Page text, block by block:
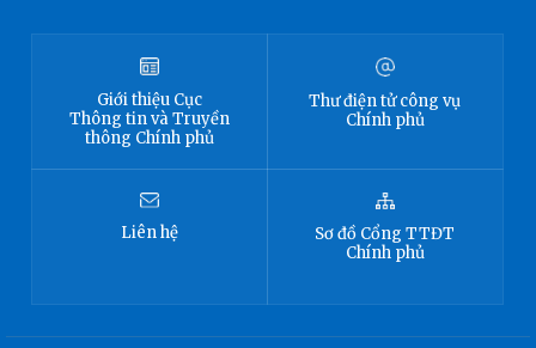
Giới thiệu Cục
Thông tinvà Truyền
thông Chính phủ
Thư điện tử công vụ
Chính phủ
Liên hệ Sơ đồ Cổng TTĐT
Chính phủ